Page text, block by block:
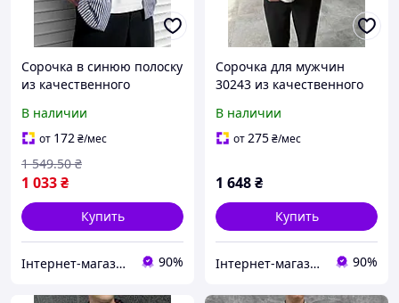
Сорочка в синюю полоску
из качественного
модная для
повседневного ношения
В наличии
от 172₴/мес
1 033₴
1 549.50 ₴
Купить
Інтернет-магазин ALL CLOTHES 90%
Сорочка для мужчин
30243 из качественного
цвете размер L для
повседневной носки
В наличии
от275₴/мес
1 648₴
Купить
Інтернет-магазин ALL CLOTHES 90%